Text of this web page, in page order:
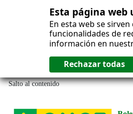
Esta página web
En esta web se
funcionalidades de
información en
Salto al contenido